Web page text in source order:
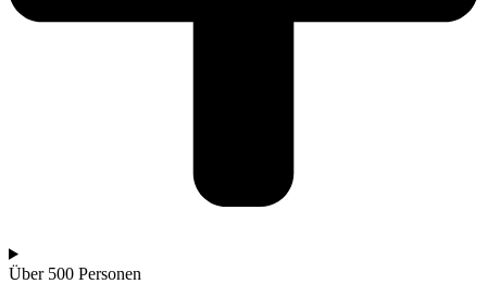
Über 500 Personen